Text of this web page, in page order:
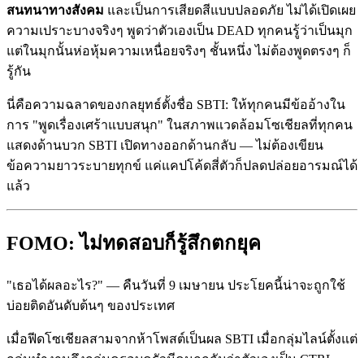
สนทนาทางสังคม และเป็นการเสียดสีแบบปลอดภัย ไม่ได้เปิดเผย
ความเปราะบางจริงๆ พูดว่าตัวเองเป็น DEAD ทุกคนรู้ว่าเป็นมุก
แต่ในมุกนั้นห่อหุ้มความเหนื่อยจริงๆ ชั้นหนึ่ง ไม่ต้องพูดตรงๆ ก็
รู้กัน
นี่คือความฉลาดของกลยุทธ์ตั้งชื่อ SBTI: ให้ทุกคนมีข้ออ้างใน
การ "พูดเรื่องเศร้าแบบสนุก" ในสภาพแวดล้อมโซเชียลที่ทุกคน
แสดงด้านบวก SBTI เปิดทางออกด้านกลับ — ไม่ต้องเขียน
ข้อความยาวระบายทุกข์ แค่แคปโค้ดสี่ตัวก็ปลดปล่อยอารมณ์ได้
แล้ว
FOMO: ไม่ทดสอบก็รู้สึกตกยุค
"เธอได้ผลอะไร?" — คืนวันที่ 9 เมษายน ประโยคนี้น่าจะถูกใช้
บ่อยติดอันดับต้นๆ ของประเทศ
เมื่อฟีดโซเชียลสามจากห้าโพสต์เป็นผล SBTI เมื่อกลุ่มไลน์ตั้งแต่